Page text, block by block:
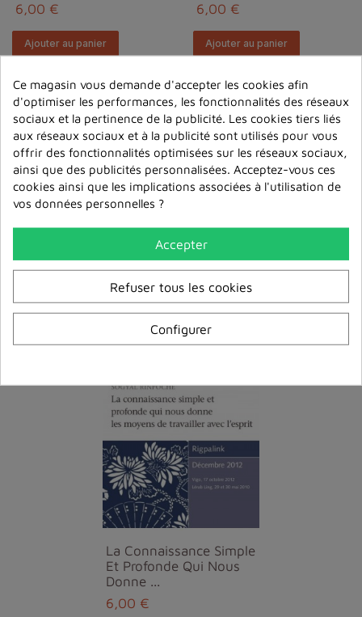
6,00 €
Ajouter au panier
6,00 €
Ajouter au panier
L’essence Du Lodjong :
Entraîner L’esprit À La
6,00 €
Pratiques De Guru
Rinpoché Pour La
Guérison Et La ...
6,00 €
La Connaissance Simple
Et Profonde Qui Nous
Donne ...
6,00 €
Ce magasin vous demande d'accepter les cookies afin
d'optimiser les performances, les fonctionnalités des réseaux
sociaux et la pertinence de la publicité. Les cookies tiers liés
aux réseaux sociaux et à la publicité sont utilisés pour vous
offrir des fonctionnalités optimisées sur les réseaux sociaux,
ainsi que des publicités personnalisées. Acceptez-vous ces
cookies ainsi que les implications associées à l'utilisation de
vos données personnelles ?
Accepter
Refuser tous les cookies
Configurer